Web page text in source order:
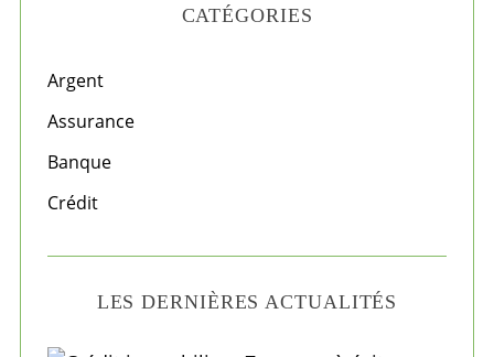
f
o
:
CATÉGORIES
Argent
Assurance
Banque
Crédit
LES DERNIÈRES ACTUALITÉS